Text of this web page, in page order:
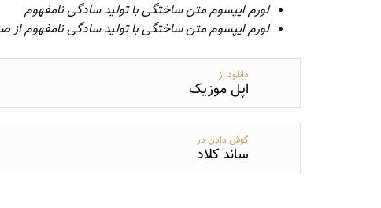
لورم ایپسوم متن ساختگی با تولید سادگی نامفهوم
لورم ایپسوم متن ساختگی با تولید سادگی نامفهوم
دانلود از
اپل موزیک
گوش دادن در
ساند کلاد